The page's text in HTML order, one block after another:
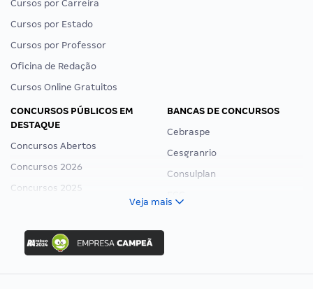
Cursos por Carreira
Cursos por Estado
Cursos por Professor
Oficina de Redação
Cursos Online Gratuitos
CONCURSOS PÚBLICOS EM
DESTAQUE
Concursos Abertos
Concursos 2026
Concursos 2025
Concurso Ibama
Concurso MPU
Editais publicados
BANCAS DE CONCURSOS
Cebraspe
Cesgranrio
Consulplan
Veja mais